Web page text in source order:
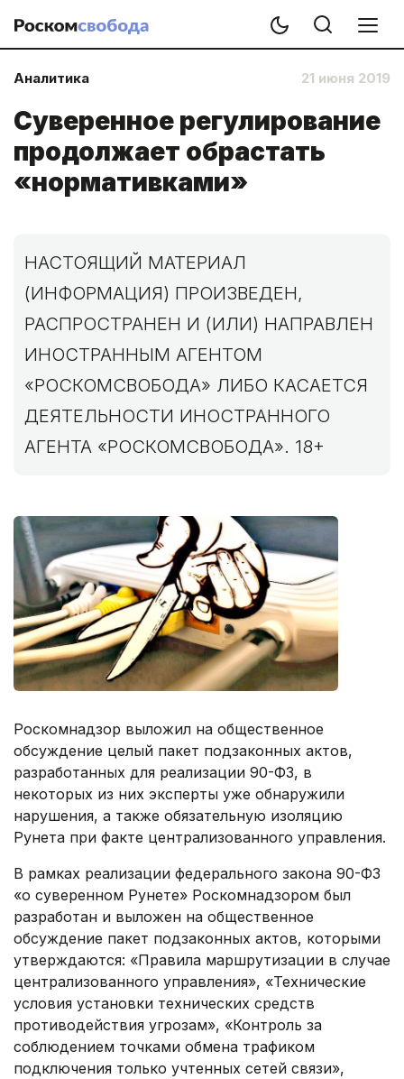
Аналитика 21 июня 2019
Суверенное регулирование
продолжает обрастать
«нормативками»
НАСТОЯЩИЙ МАТЕРИАЛ
(ИНФОРМАЦИЯ) ПРОИЗВЕДЕН,
РАСПРОСТРАНЕН И (ИЛИ) НАПРАВЛЕН
ИНОСТРАННЫМ АГЕНТОМ
«РОСКОМСВОБОДА» ЛИБО КАСАЕТСЯ
ДЕЯТЕЛЬНОСТИ ИНОСТРАННОГО
АГЕНТА «РОСКОМСВОБОДА». 18+
Роскомнадзор выложил на общественное
обсуждение целый пакет подзаконных актов,
разработанных для реализации 90-ФЗ, в
некоторых из них эксперты уже обнаружили
нарушения, а также обязательную изоляцию
Рунета при факте централизованного управления.
В рамках реализации федерального закона 90-ФЗ
«о суверенном Рунете» Роскомнадзором был
разработан и выложен на общественное
обсуждение пакет подзаконных актов, которыми
утверждаются: «Правила маршрутизации в случае
централизованного управления», «Технические
условия установки технических средств
противодействия угрозам», «Контроль за
соблюдением точками обмена трафиком
подключения только учтенных сетей связи»,